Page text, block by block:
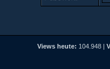
Views heute: 104.948 |